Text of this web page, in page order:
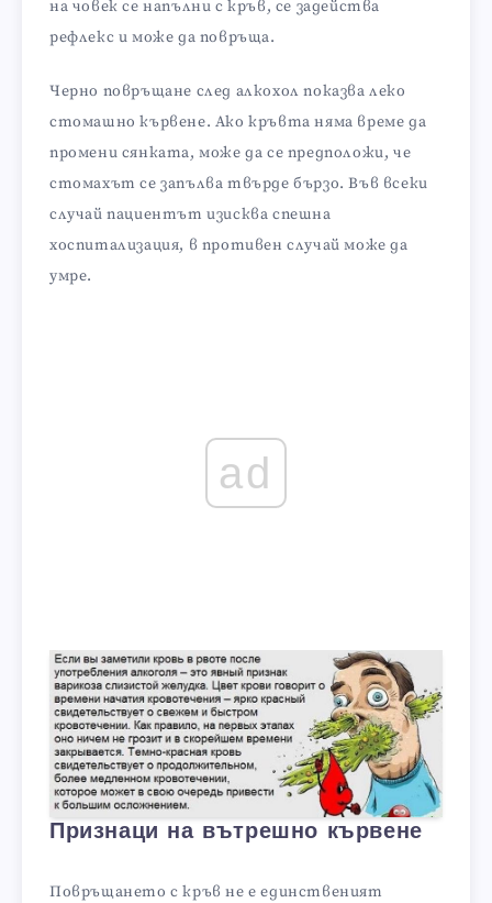
на човек се напълни с кръв, се задейства
рефлекс и може да повръща.
Черно повръщане след алкохол показва леко
стомашно кървене. Ако кръвта няма време да
промени сянката, може да се предположи, че
стомахът се запълва твърде бързо. Във всеки
случай пациентът изисква спешна
хоспитализация, в противен случай може да
умре.
ad
Признаци на вътрешно кървене
Повръщането с кръв не е единственият